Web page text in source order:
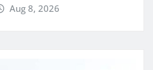
Aug 8, 2026